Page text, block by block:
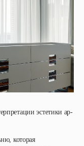
эстетики ар-
которая